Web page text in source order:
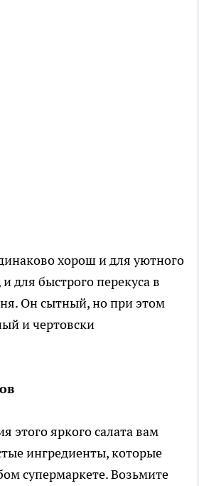
хорош и для уютного
для быстрого перекуса в
Он сытный, но при этом
и чертовски
этого яркого салата вам
ингредиенты, которые
супермаркете. Возьмите